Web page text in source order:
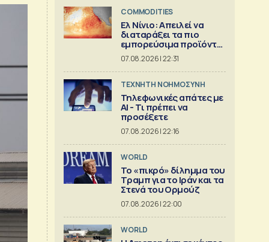
COMMODITIES
Ελ Νίνιο: Απειλεί να
διαταράξει τα πιο
εμπορεύσιμα προϊόντα
στον κόσμο
07.08.2026 | 22:31
TΕΧΝΗΤΗ ΝΟΗΜΟΣΥΝΗ
Τηλεφωνικές απάτες με
ΑΙ - Τι πρέπει να
προσέξετε
07.08.2026 | 22:16
WORLD
Το «πικρό» δίλημμα του
Τραμπ για το Ιράν και τα
Στενά του Ορμούζ
07.08.2026 | 22:00
WORLD